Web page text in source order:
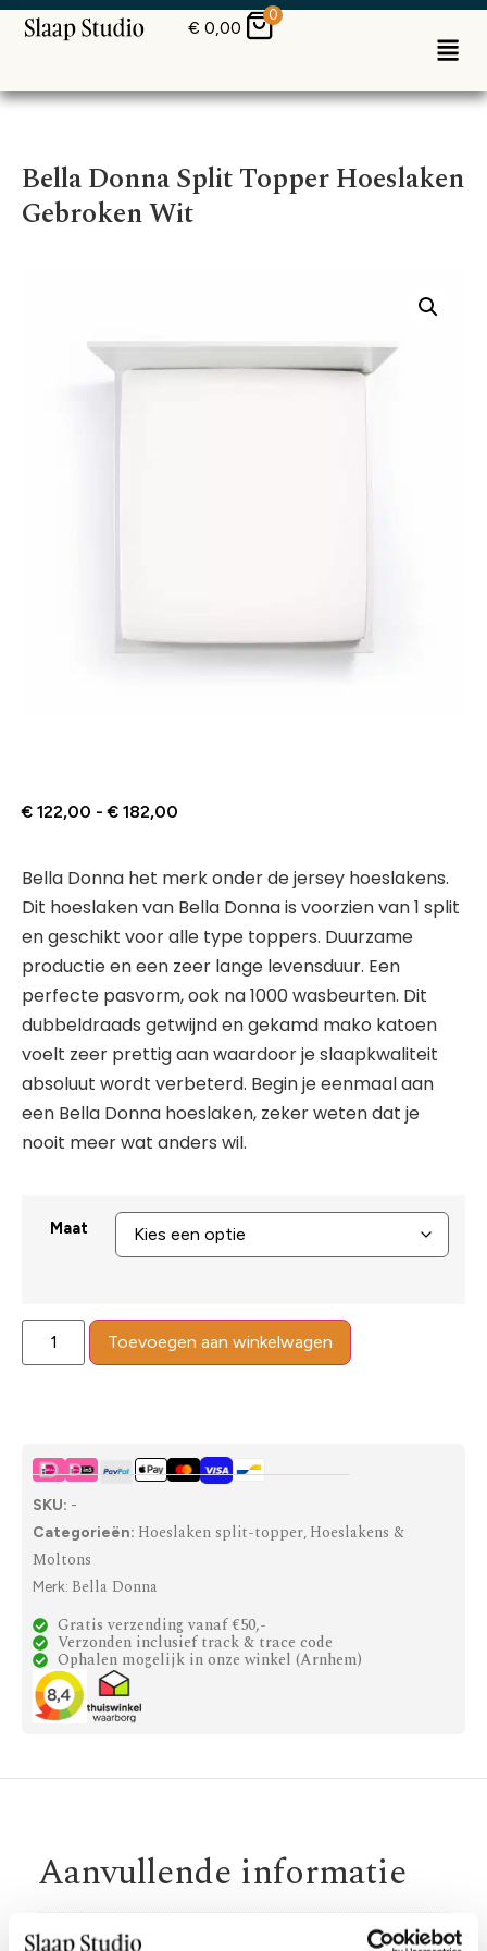
€ 0,00
0
Bella Donna Split Topper Hoeslaken
Gebroken Wit
€ 122,00 - € 182,00
Bella Donna het merk onder de jersey hoeslakens.
Dit hoeslaken van Bella Donna is voorzien van 1 split
en geschikt voor alle type toppers. Duurzame
productie en een zeer lange levensduur. Een
perfecte pasvorm, ook na 1000 wasbeurten. Dit
dubbeldraads getwijnd en gekamd mako katoen
voelt zeer prettig aan waardoor je slaapkwaliteit
absoluut wordt verbeterd. Begin je eenmaal aan
een Bella Donna hoeslaken, zeker weten dat je
nooit meer wat anders wil.
Maat
Toevoegen aan winkelwagen
SKU: -
Categorieën: Hoeslaken split-topper, Hoeslakens &
Moltons
Merk: Bella Donna
Gratis verzending vanaf €50,-
Verzonden inclusief track & trace code
Ophalen mogelijk in onze winkel (Arnhem)
Aanvullende informatie
Maat